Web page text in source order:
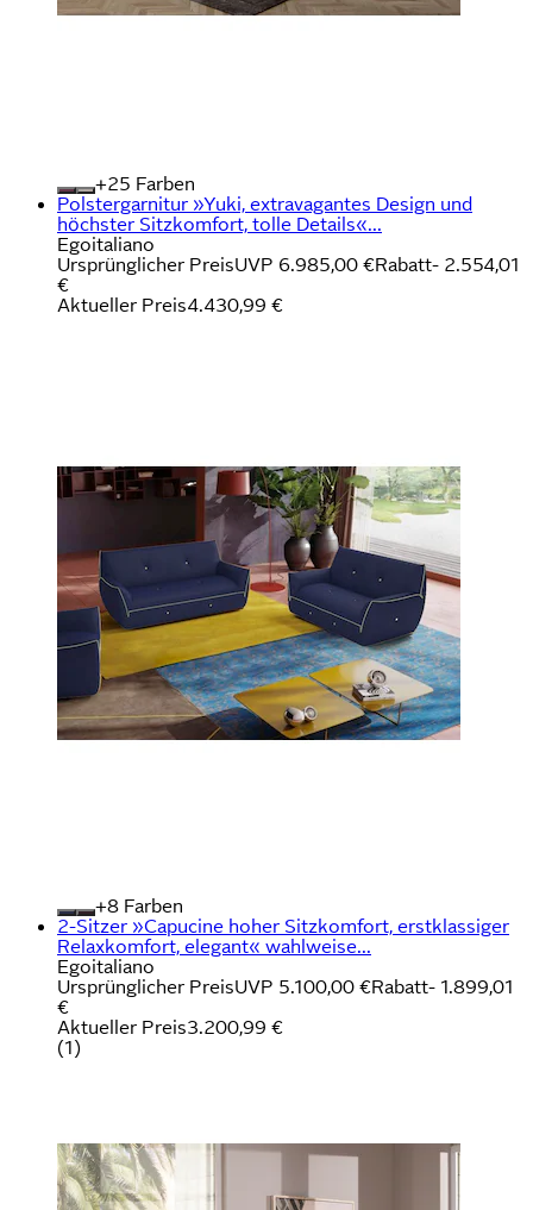
+
Farben
Polstergarnitur »Yuki, extravagantes Design und
höchster Sitzkomfort, tolle Details«...
Egoitaliano
Ursprünglicher PreisUVP 6.985,00 €Rabatt- 2.554,01
€
Aktueller Preis4.430,99 €
+
Farben
2-Sitzer »Capucine hoher Sitzkomfort, erstklassiger
Relaxkomfort, elegant« wahlweise...
Egoitaliano
Ursprünglicher PreisUVP 5.100,00 €Rabatt- 1.899,01
€
Aktueller Preis3.200,99 €
(1)